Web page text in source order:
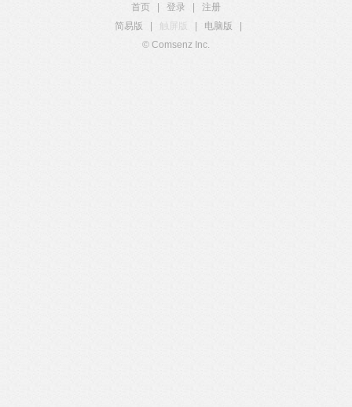
首页 登录
注册
简易版
触屏版 电脑版
© Comsenz Inc.